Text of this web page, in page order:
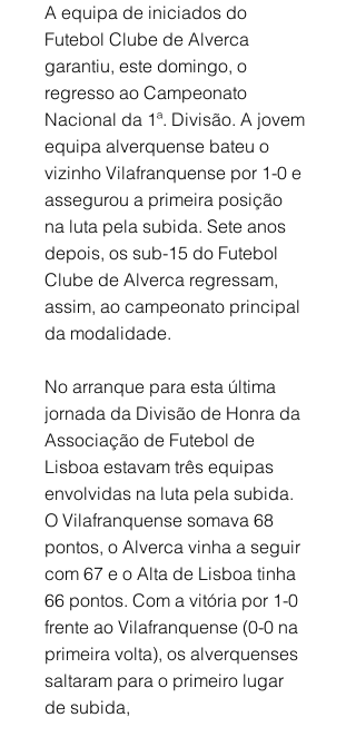
A equipa de iniciados do
Futebol Clube de Alverca
garantiu, este domingo, o
regresso ao Campeonato
Nacional da 1ª. Divisão. A jovem
equipa alverquense bateu o
vizinho Vilafranquense por 1-0 e
assegurou a primeira posição
na luta pela subida. Sete anos
depois, os sub-15 do Futebol
Clube de Alverca regressam,
assim, ao campeonato principal
da modalidade.
No arranque para esta última
jornada da Divisão de Honra da
Associação de Futebol de
Lisboa estavam três equipas
envolvidas na luta pela subida.
O Vilafranquense somava 68
pontos, o Alverca vinha a seguir
com 67 e o Alta de Lisboa tinha
66 pontos. Com a vitória por 1-0
frente ao Vilafranquense (0-0 na
primeira volta), os alverquenses
saltaram para o primeiro lugar
de subida,